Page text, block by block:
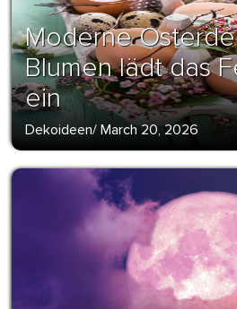
Moderne
Blumen lädt das
ein
Dekoideen/ March 20, 2026